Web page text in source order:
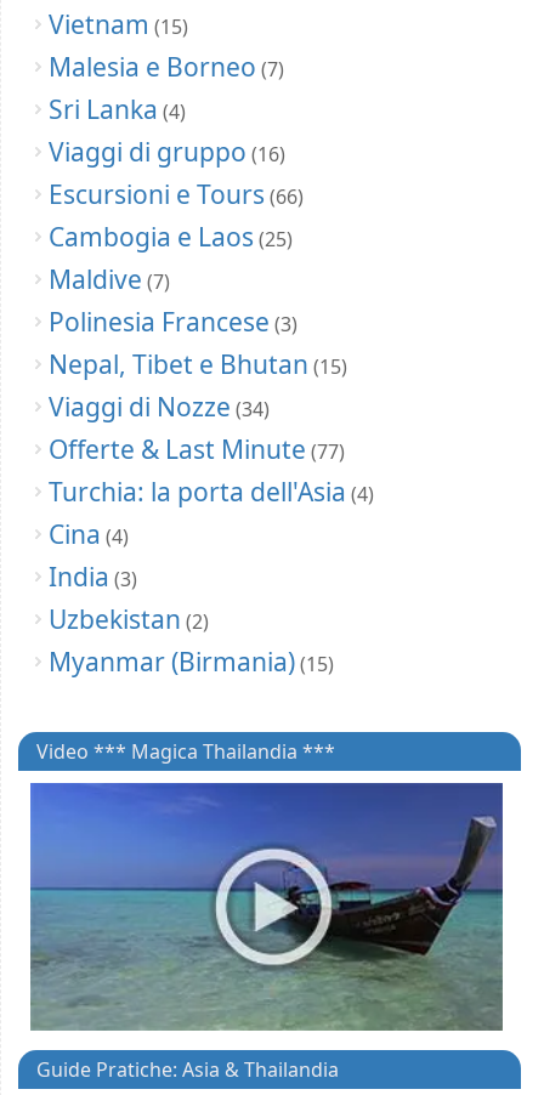
Vietnam (15)
Malesia e Borneo (7)
Sri Lanka (4)
Viaggi di gruppo (16)
Escursioni e Tours (66)
Cambogia e Laos (25)
Maldive (7)
Polinesia Francese (3)
Nepal, Tibet e Bhutan (15)
Viaggi di Nozze (34)
Offerte & Last Minute (77)
Turchia: la porta dell'Asia (4)
Cina (4)
India (3)
Uzbekistan (2)
Myanmar (Birmania)(15)
Video *** Magica Thailandia ***
Guide Pratiche: Asia & Thailandia